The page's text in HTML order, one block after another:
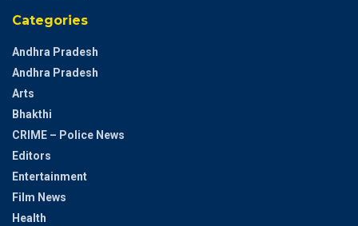
Categories
Andhra Pradesh
Andhra Pradesh
Arts
Bhakthi
CRIME – Police News
Editors
Entertainment
Film News
Health